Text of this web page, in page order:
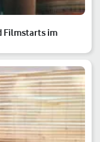
Filmstarts im